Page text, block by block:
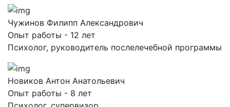
Чужинов Филипп Александрович
Опыт работы - 12 лет
Психолог, руководитель послелечебной программы
Новиков Антон Анатольевич
Опыт работы - 8 лет